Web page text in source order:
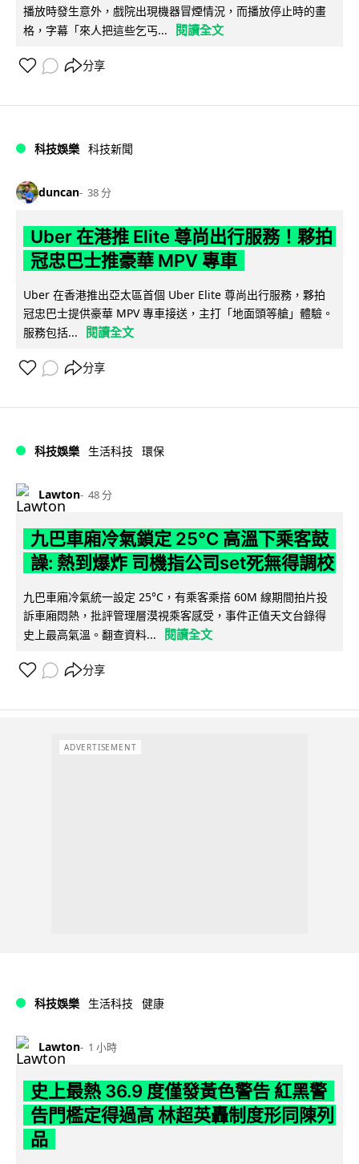
播放時發生意外，戲院出現機器冒煙情況，而播放停止時的畫
格，字幕「來人把這些乞丐...
閱讀全文
分享
科技娛樂 科技新聞
duncan 38 分
Uber 在港推 Elite 尊尚出行服務！夥拍
冠忠巴士推豪華 MPV 專車
Uber 在香港推出亞太區首個 Uber Elite 尊尚出行服務，夥拍
冠忠巴士提供豪華 MPV 專車接送，主打「地面頭等艙」體驗。
服務包括...
閱讀全文
分享
科技娛樂 生活科技 環保
Lawton 48 分
九巴車廂冷氣鎖定 25°C 高溫下乘客鼓
譟: 熱到爆炸 司機指公司set死無得調校
九巴車廂冷氣統一設定 25°C，有乘客乘搭 60M 線期間拍片投
訴車廂悶熱，批評管理層漠視乘客感受，事件正值天文台錄得
史上最高氣溫。翻查資料...
閱讀全文
分享
ADVERTISEMENT
科技娛樂 生活科技 健康
Lawton 1 小時
史上最熱 36.9 度僅發黃色警告 紅黑警
告門檻定得過高 林超英轟制度形同陳列
品